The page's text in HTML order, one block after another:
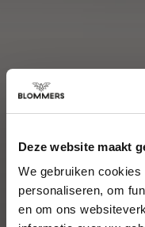
Deze website maakt
We gebruiken
personaliseren, om
en om ons